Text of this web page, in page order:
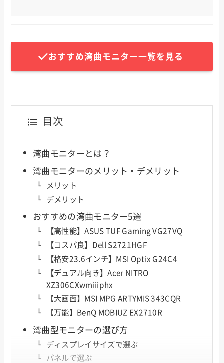
おすすめ湾曲モニター一覧を見る
目次
湾曲モニターとは？
湾曲モニターのメリット・デメリット
メリット
デメリット
おすすめの湾曲モニター5選
【高性能】ASUS TUF Gaming VG27VQ
【コスパ良】Dell S2721HGF
【格安23.6インチ】MSI Optix G24C4
【デュアル向き】Acer NITRO
XZ306CXwmiiiphx
【大画面】MSI MPG ARTYMIS 343CQR
【万能】BenQ MOBIUZ EX2710R
湾曲型モニターの選び方
ディスプレイサイズで選ぶ
パネルで選ぶ